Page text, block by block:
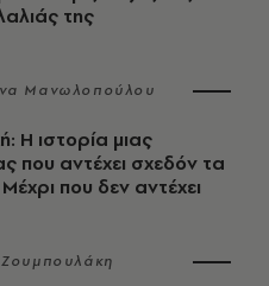
της
Μανωλοπούλου
Η ιστορία μιας
που αντέχει σχεδόν τα
που δεν αντέχει